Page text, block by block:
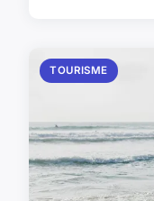
TOURISME